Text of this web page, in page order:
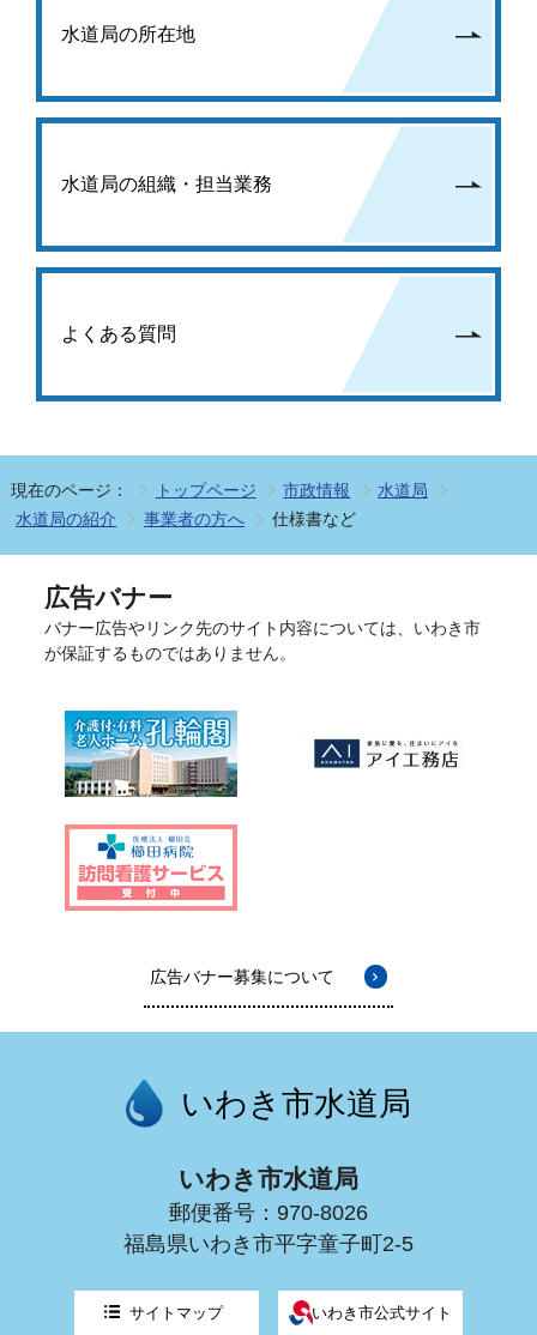
水道局の所在地
水道局の組織・担当業務
よくある質問
現在のページ： トップページ 市政情報
水道局
水道局の紹介
事業者の方へ 仕様書など
広告バナー
バナー広告やリンク先のサイト内容については、いわき市
が保証するものではありません。
広告バナー募集について
いわき市水道局
いわき市水道局
郵便番号：970-8026
福島県いわき市平字童子町2-5
サイトマップ いわき市公式サイト